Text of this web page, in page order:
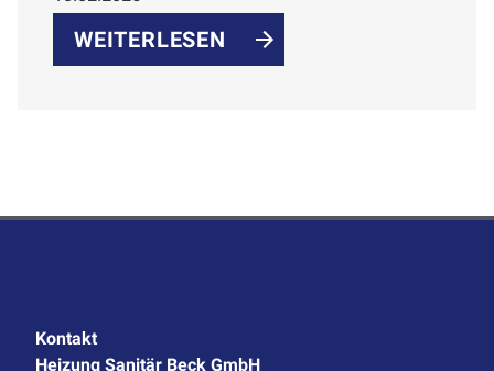
und Funktionalität für ein modernes,
pflegeleichtes Badezimmer.
WEITERLESEN
Kontakt
Heizung Sanitär Beck GmbH